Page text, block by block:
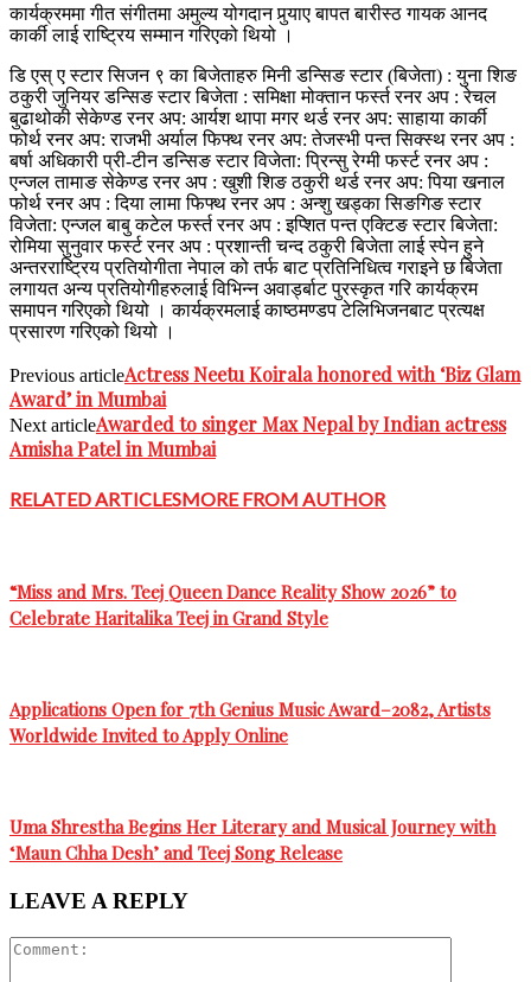
कार्यक्रममा गीत संगीतमा अमुल्य योगदान पुर्याए बापत बारीस्ठ गायक आनद
कार्की लाई राष्ट्रिय सम्मान गरिएको थियो ।
डि एस् ए स्टार सिजन ९ का बिजेताहरु मिनी डन्सिङ स्टार (बिजेता) : युना शिङ
ठकुरी जुनियर डन्सिङ स्टार बिजेता : समिक्षा मोक्तान फर्स्त रनर अप : रेचल
बुढाथोकी सेकेण्ड रनर अप: आर्यश थापा मगर थर्ड रनर अप: साहाया कार्की
फोर्थ रनर अप: राजभी अर्याल फिफ्थ रनर अप: तेजस्भी पन्त सिक्स्थ रनर अप :
बर्षा अधिकारी प्री-टीन डन्सिङ स्टार विजेता: प्रिन्सु रेग्मी फर्स्ट रनर अप :
एन्जल तामाङ सेकेण्ड रनर अप : खुशी शिङ ठकुरी थर्ड रनर अप: पिया खनाल
फोर्थ रनर अप : दिया लामा फिफ्थ रनर अप : अन्शु खड्का सिङगिङ स्टार
विजेता: एन्जल बाबु कटेल फर्स्त रनर अप : इप्शित पन्त एक्टिङ स्टार बिजेता:
रोमिया सुनुवार फर्स्ट रनर अप : प्रशान्ती चन्द ठकुरी बिजेता लाई स्पेन हुने
अन्तरराष्ट्रिय प्रतियोगीता नेपाल को तर्फ बाट प्रतिनिधित्व गराइने छ बिजेता
लगायत अन्य प्रतियोगीहरुलाई विभिन्न अवार्ड्बाट पुरस्कृत गरि कार्यक्रम
समापन गरिएको थियो । कार्यक्रमलाई काष्ठमण्डप टेलिभिजनबाट प्रत्यक्ष
प्रसारण गरिएको थियो ।
Previous articleActress Neetu Koirala honored with ‘Biz Glam
Award’ in Mumbai
Next articleAwarded to singer Max Nepal by Indian actress
Amisha Patel in Mumbai
RELATED ARTICLESMORE FROM AUTHOR
“Miss and Mrs. Teej Queen Dance Reality Show 2026” to
Celebrate Haritalika Teej in Grand Style
Applications Open for 7th Genius Music Award–2082, Artists
Worldwide Invited to Apply Online
Uma Shrestha Begins Her Literary and Musical Journey with
‘Maun Chha Desh’ and Teej Song Release
LEAVE A REPLY